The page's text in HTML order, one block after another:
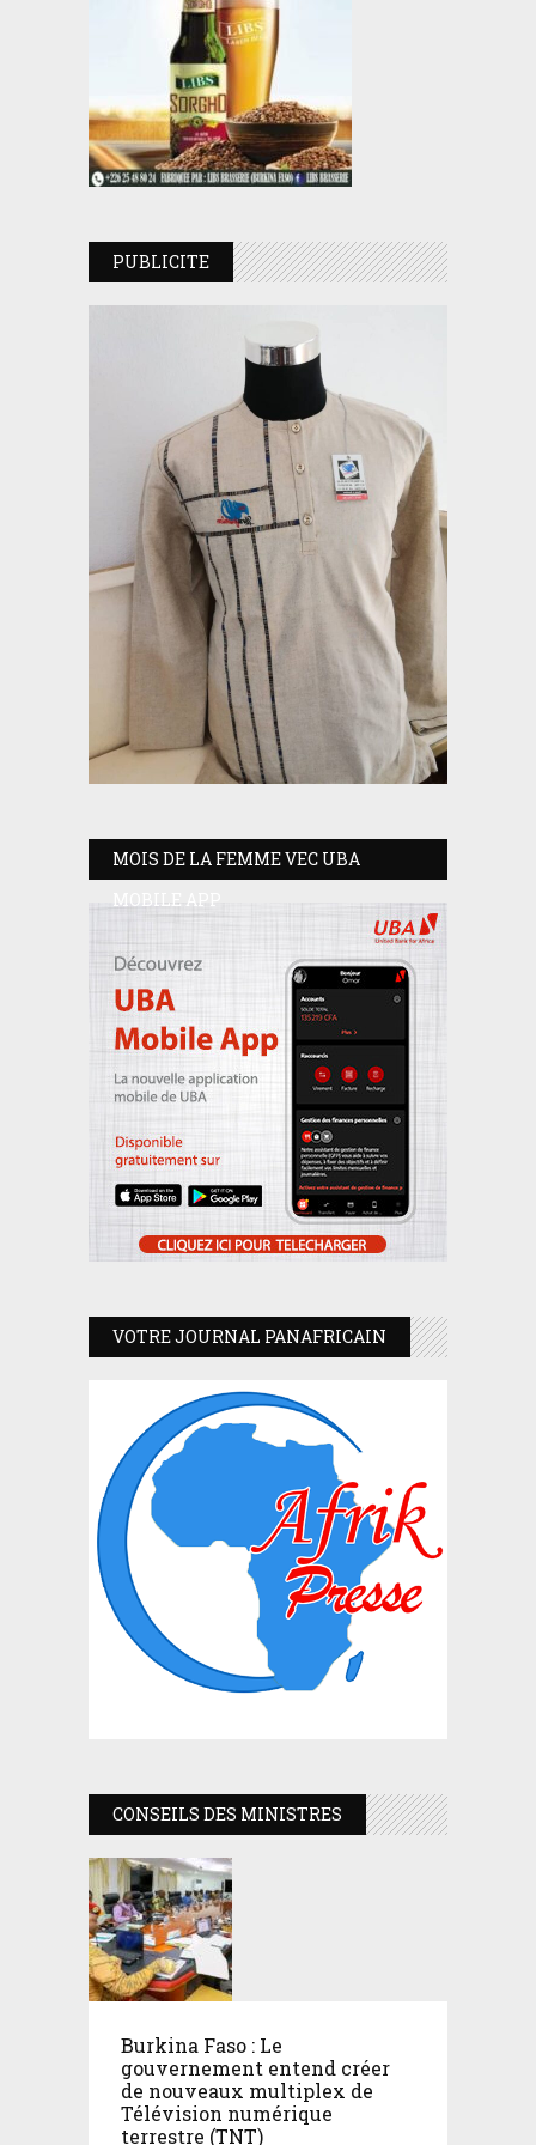
PUBLICITE
MOIS DE LA FEMME VEC UBA
MOBILE APP
VOTRE JOURNAL PANAFRICAIN
CONSEILS DES MINISTRES
Burkina Faso : Le
gouvernement entend créer
de nouveaux multiplex de
Télévision numérique
terrestre (TNT)